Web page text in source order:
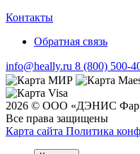
Контакты
Обратная связь
info@heally.ru 8 (800) 500-
2026 © ООО «ДЭНИС
Все права защищены
Карта сайта Политика